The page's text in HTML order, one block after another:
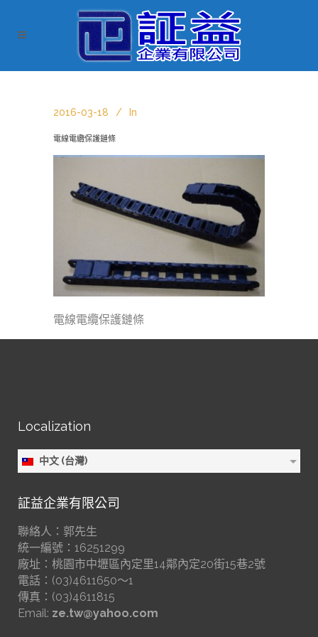
2016-03-18 In
電線電纜保護鏈條
電線電纜保護鏈條
Localization
中文 (台灣)
証益企業有限公司
聯絡人：郭先生
統一編號：16251299
廠址：桃園市中壢區內定里14鄰內定20街15巷2號
電話：(03)4611650～1
傳真：(03)4611815
Email: ze.tw@yahoo.com